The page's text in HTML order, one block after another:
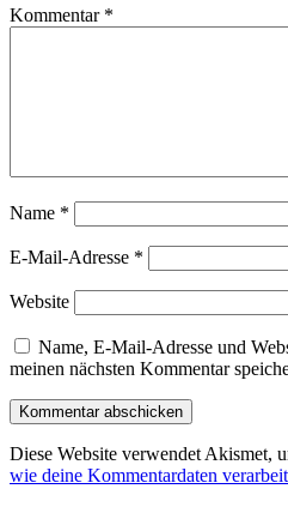
Kommentar *
Name *
E-Mail-Adresse *
Website
Name, E-Mail-Adresse und
meinen nächsten Kommentar
Diese Website verwendet Akismet,
wie deine Kommentardaten